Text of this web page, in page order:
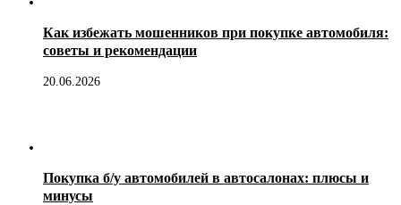
Как избежать мошенников при покупке автомобиля:
советы и рекомендации
20.06.2026
Покупка б/у автомобилей в автосалонах: плюсы и
минусы